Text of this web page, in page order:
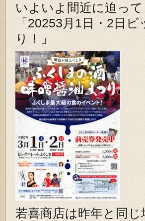
いよいよ間近に迫って
「20253月1日・2日
り！」
若喜商店は昨年と同